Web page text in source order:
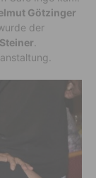
Götzinger
der